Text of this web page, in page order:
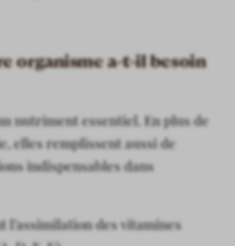
organisme a-t-il besoin
nutriment essentiel. En plus de
elles remplissent aussi de
indispensables dans
l’assimilation des vitamines